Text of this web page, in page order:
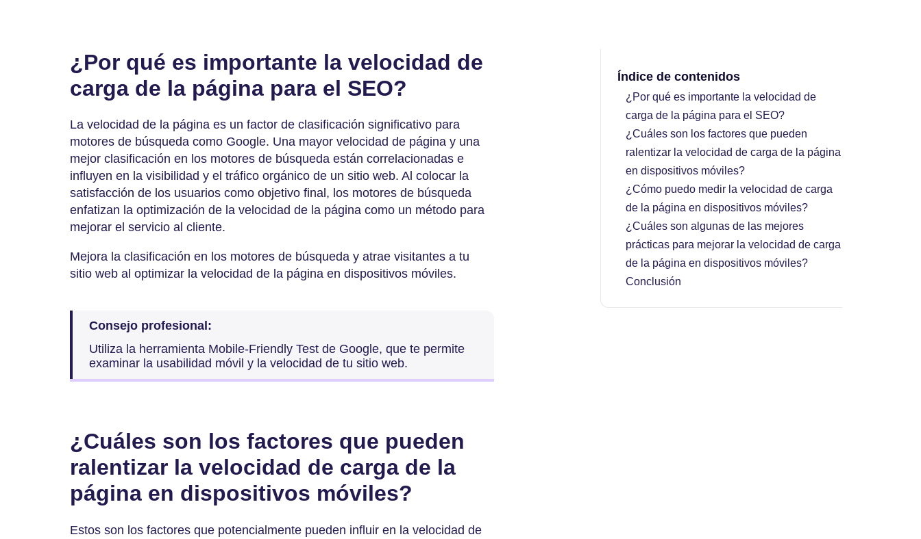
¿Por qué es importante la velocidad de
carga de la página para el SEO?
La velocidad de la página es un factor de clasificación significativo para
motores de búsqueda como Google. Una mayor velocidad de página y una
mejor clasificación en los motores de búsqueda están correlacionadas e
influyen en la visibilidad y el tráfico orgánico de un sitio web. Al colocar la
satisfacción de los usuarios como objetivo final, los motores de búsqueda
enfatizan la optimización de la velocidad de la página como un método para
mejorar el servicio al cliente.
Mejora la clasificación en los motores de búsqueda y atrae visitantes a tu
sitio web al optimizar la velocidad de la página en dispositivos móviles.
Consejo profesional:
Utiliza la herramienta Mobile-Friendly Test de Google, que te permite
examinar la usabilidad móvil y la velocidad de tu sitio web.
¿Cuáles son los factores que pueden
ralentizar la velocidad de carga de la
página en dispositivos móviles?
Estos son los factores que potencialmente pueden influir en la velocidad de
Índice de contenidos
¿Por qué es importante la velocidad de
carga de la página para el SEO?
¿Cuáles son los factores que pueden
ralentizar la velocidad de carga de la página
en dispositivos móviles?
¿Cómo puedo medir la velocidad de carga
de la página en dispositivos móviles?
¿Cuáles son algunas de las mejores
prácticas para mejorar la velocidad de carga
de la página en dispositivos móviles?
Conclusión